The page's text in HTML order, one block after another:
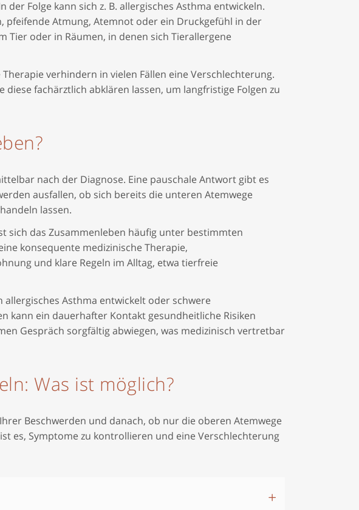
Folge kann sich z. B. allergisches Asthma entwickeln.
pfeifende Atmung, Atemnot oder ein Druckgefühl in der
Tier oder in Räumen, in denen sich Tierallergene
verhindern in vielen Fällen eine Verschlechterung.
fachärztlich abklären lassen, um langfristige Folgen zu
nach der Diagnose. Eine pauschale Antwort gibt es
ausfallen, ob sich bereits die unteren Atemwege
lassen.
sich das Zusammenleben häufig unter bestimmten
konsequente medizinische Therapie,
und klare Regeln im Alltag, etwa tierfreie
Asthma entwickelt oder schwere
kann ein dauerhafter Kontakt gesundheitliche Risiken
Gespräch sorgfältig abwiegen, was medizinisch vertretbar
Was ist möglich?
Beschwerden und danach, ob nur die oberen Atemwege
es, Symptome zu kontrollieren und eine Verschlechterung